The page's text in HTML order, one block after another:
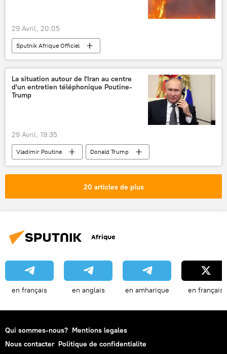
29 Avril, 20:05
Sputnik Afrique Officiel
La situation autour de l'Iran au centre
d'un entretien téléphonique Poutine-
Trump
29 Avril, 19:35
Vladimir Poutine
Donald Trump
International
Russie
États-Unis
20 articles de plus
Afrique
en français en anglais en amharique en français
Qui sommes-nous? Mentions legales
Nous contacter Politique de confidentialite